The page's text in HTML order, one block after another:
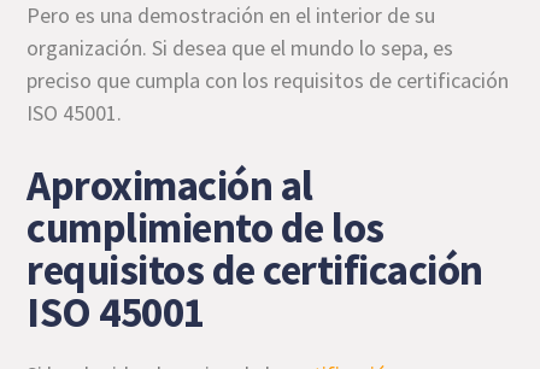
Pero es una demostración en el interior de su
organización. Si desea que el mundo lo sepa, es
preciso que cumpla con los requisitos de certificación
ISO 45001.
Aproximación al
cumplimiento de los
requisitos de certificación
ISO 45001